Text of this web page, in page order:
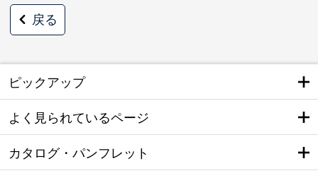
戻る
ピックアップ
よく見られているページ
カタログ・パンフレット